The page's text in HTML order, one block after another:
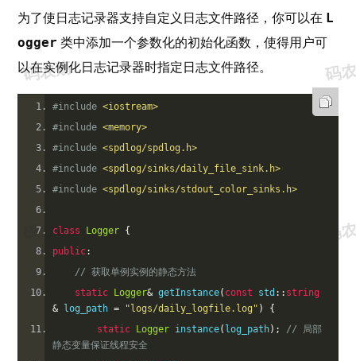
为了使日志记录器支持自定义日志文件路径，你可以在 L
ogger 类中添加一个参数化的初始化函数，使得用户可
以在实例化日志记录器时指定日志文件路径。
#include <iostream>
#include <memory>
#include <spdlog/spdlog.h>
#include <spdlog/sinks/daily_file_sink.h>
#include <spdlog/sinks/stdout_color_sinks.h>
class Logger {
public:
// 获取单例实例的静态方法
static
Logger& getInstance( const std :: string
& log_path = "logs/daily_logfile.log" )
{
static
Logger instance( log_path);
// 局部
静态变量保证线程安全